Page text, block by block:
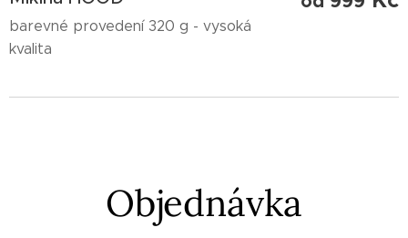
barevné provedení 320 g - vysoká
kvalita
Objednávka